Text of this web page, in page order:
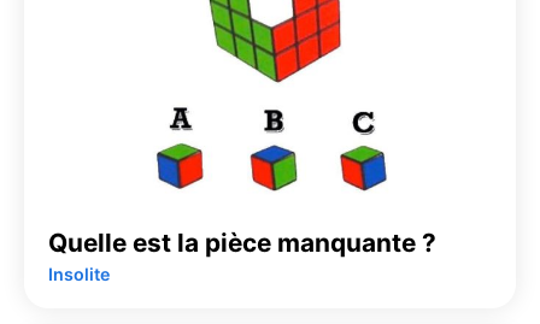
Quelle est la pièce manquante ?
Insolite